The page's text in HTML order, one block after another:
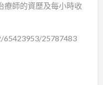
療師的資歷及每小時收
65423953/25787483